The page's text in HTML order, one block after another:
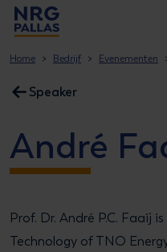
Home Bedrijf Evenementen
Speaker
André
Prof. Dr. André P.C. Faaij
Technology of TNO